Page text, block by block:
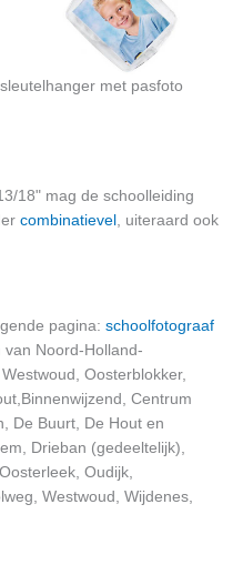
sleutelhanger met pasfoto
18" mag de schoolleiding
combinatievel , uiteraard ook
pagina: schoolfotograaf
van Noord-Holland-
Oosterblokker,
Centrum
De Buurt, De Hout en
Drieban (gedeeltelijk),
Oudijk,
Westwoud, Wijdenes,